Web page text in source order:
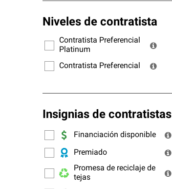
Niveles de contratista
Contratista Preferencial
Platinum
Contratista Preferencial
Insignias de contratistas
Financiación disponible
Premiado
Promesa de reciclaje de
tejas